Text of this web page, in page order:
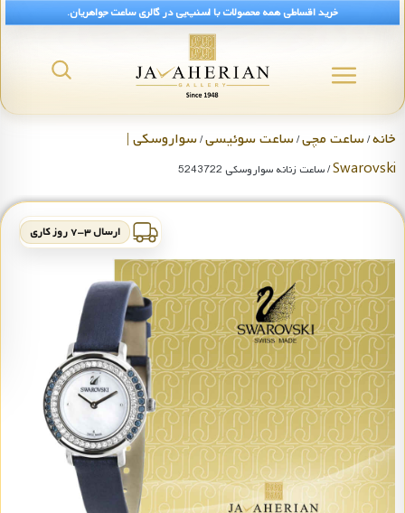
خرید اقساطی همه محصولات با اسنپ‌پی در گالری ساعت جواهریان.
خانه/ساعت مچی/ساعت سوئیسی/سواروسکی |
Swarovski/ ساعت زنانه سواروسکی 5243722
ارسال ۳-۷ روز کاری